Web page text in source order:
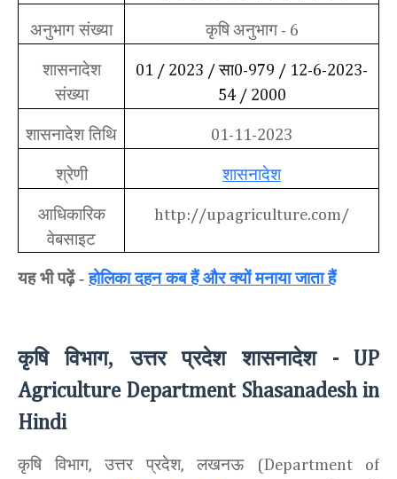
अनुभाग संख्या कृषि अनुभाग- 6
शासनादेश
संख्या
01 / 2023 /सा0-979 / 12-6-2023-
54 / 2000
शासनादेश तिथि 01-11-2023
श्रेणी शासनादेश
आधिकारिक
वेबसाइट
http://upagriculture.com/
यह भी पढ़ें-होलिका दहन कब हैं और क्यों मनाया जाता हैं
कृषि विभाग, उत्तर प्रदेश शासनादेश- UP
Agriculture Department Shasanadesh in
Hindi
कृषि विभाग, उत्तर प्रदेश, लखनऊ
(Department of